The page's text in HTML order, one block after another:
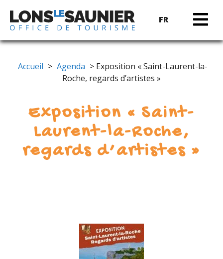
FR
Accueil > Agenda > Exposition « Saint-Laurent-la-
Roche, regards d’artistes »
Exposition « Saint-
Laurent-la-Roche,
regards d’artistes »